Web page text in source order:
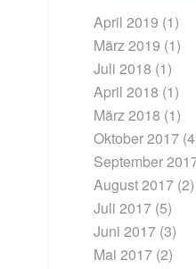
April 2019 (1)
März 2019 (1)
Juli 2018 (1)
April 2018 (1)
März 2018 (1)
Oktober 2017
September
August 2017(2)
Juli 2017(5)
Juni 2017(3)
Mai 2017(2)